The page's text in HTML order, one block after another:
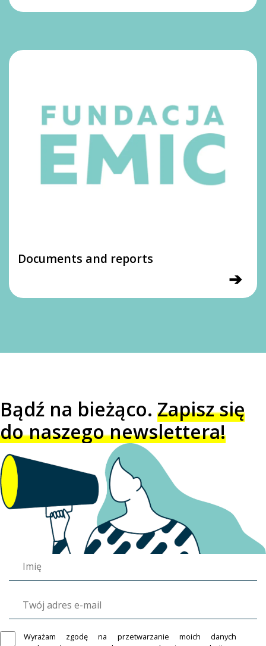
Documents and reports
➔
Bądź na bieżąco. Zapisz się
do naszego newslettera!
Wyrażam zgodę na przetwarzanie moich danych